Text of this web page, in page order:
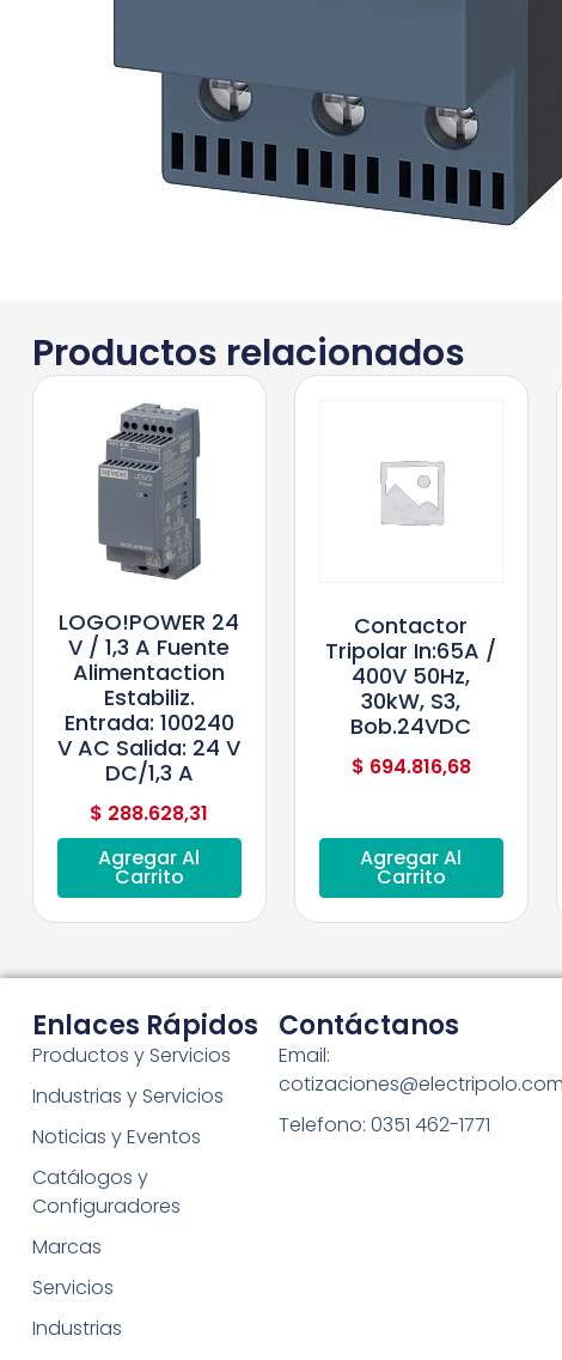
Productos relacionados
LOGO!POWER 24
V / 1,3 A Fuente
Alimentaction
Estabiliz.
Entrada: 100240
V AC Salida: 24 V
DC/1,3 A
$ 288.628,31
Agregar Al
Carrito
Contactor
Tripolar In:65A /
400V 50Hz,
30kW, S3,
Bob.24VDC
$ 694.816,68
Agregar Al
Carrito
Enlaces Rápidos
Productos y Servicios
Industrias y Servicios
Noticias y Eventos
Catálogos y
Configuradores
Marcas
Servicios
Industrias
Contáctanos
Email:
cotizaciones@electripolo.com
Telefono: 0351 462-1771